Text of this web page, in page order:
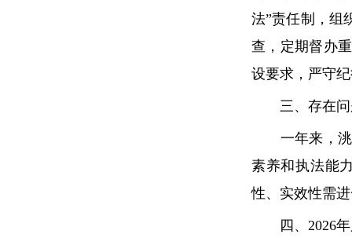
法”责任制，组
查，定期督办
设要求，严守
三、存在问
一年来，洮
素养和执法能
性、实效性需
四、2026年